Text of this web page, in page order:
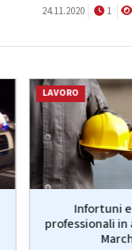
24.11.2020
1
LAVORO
Infortuni
professionali